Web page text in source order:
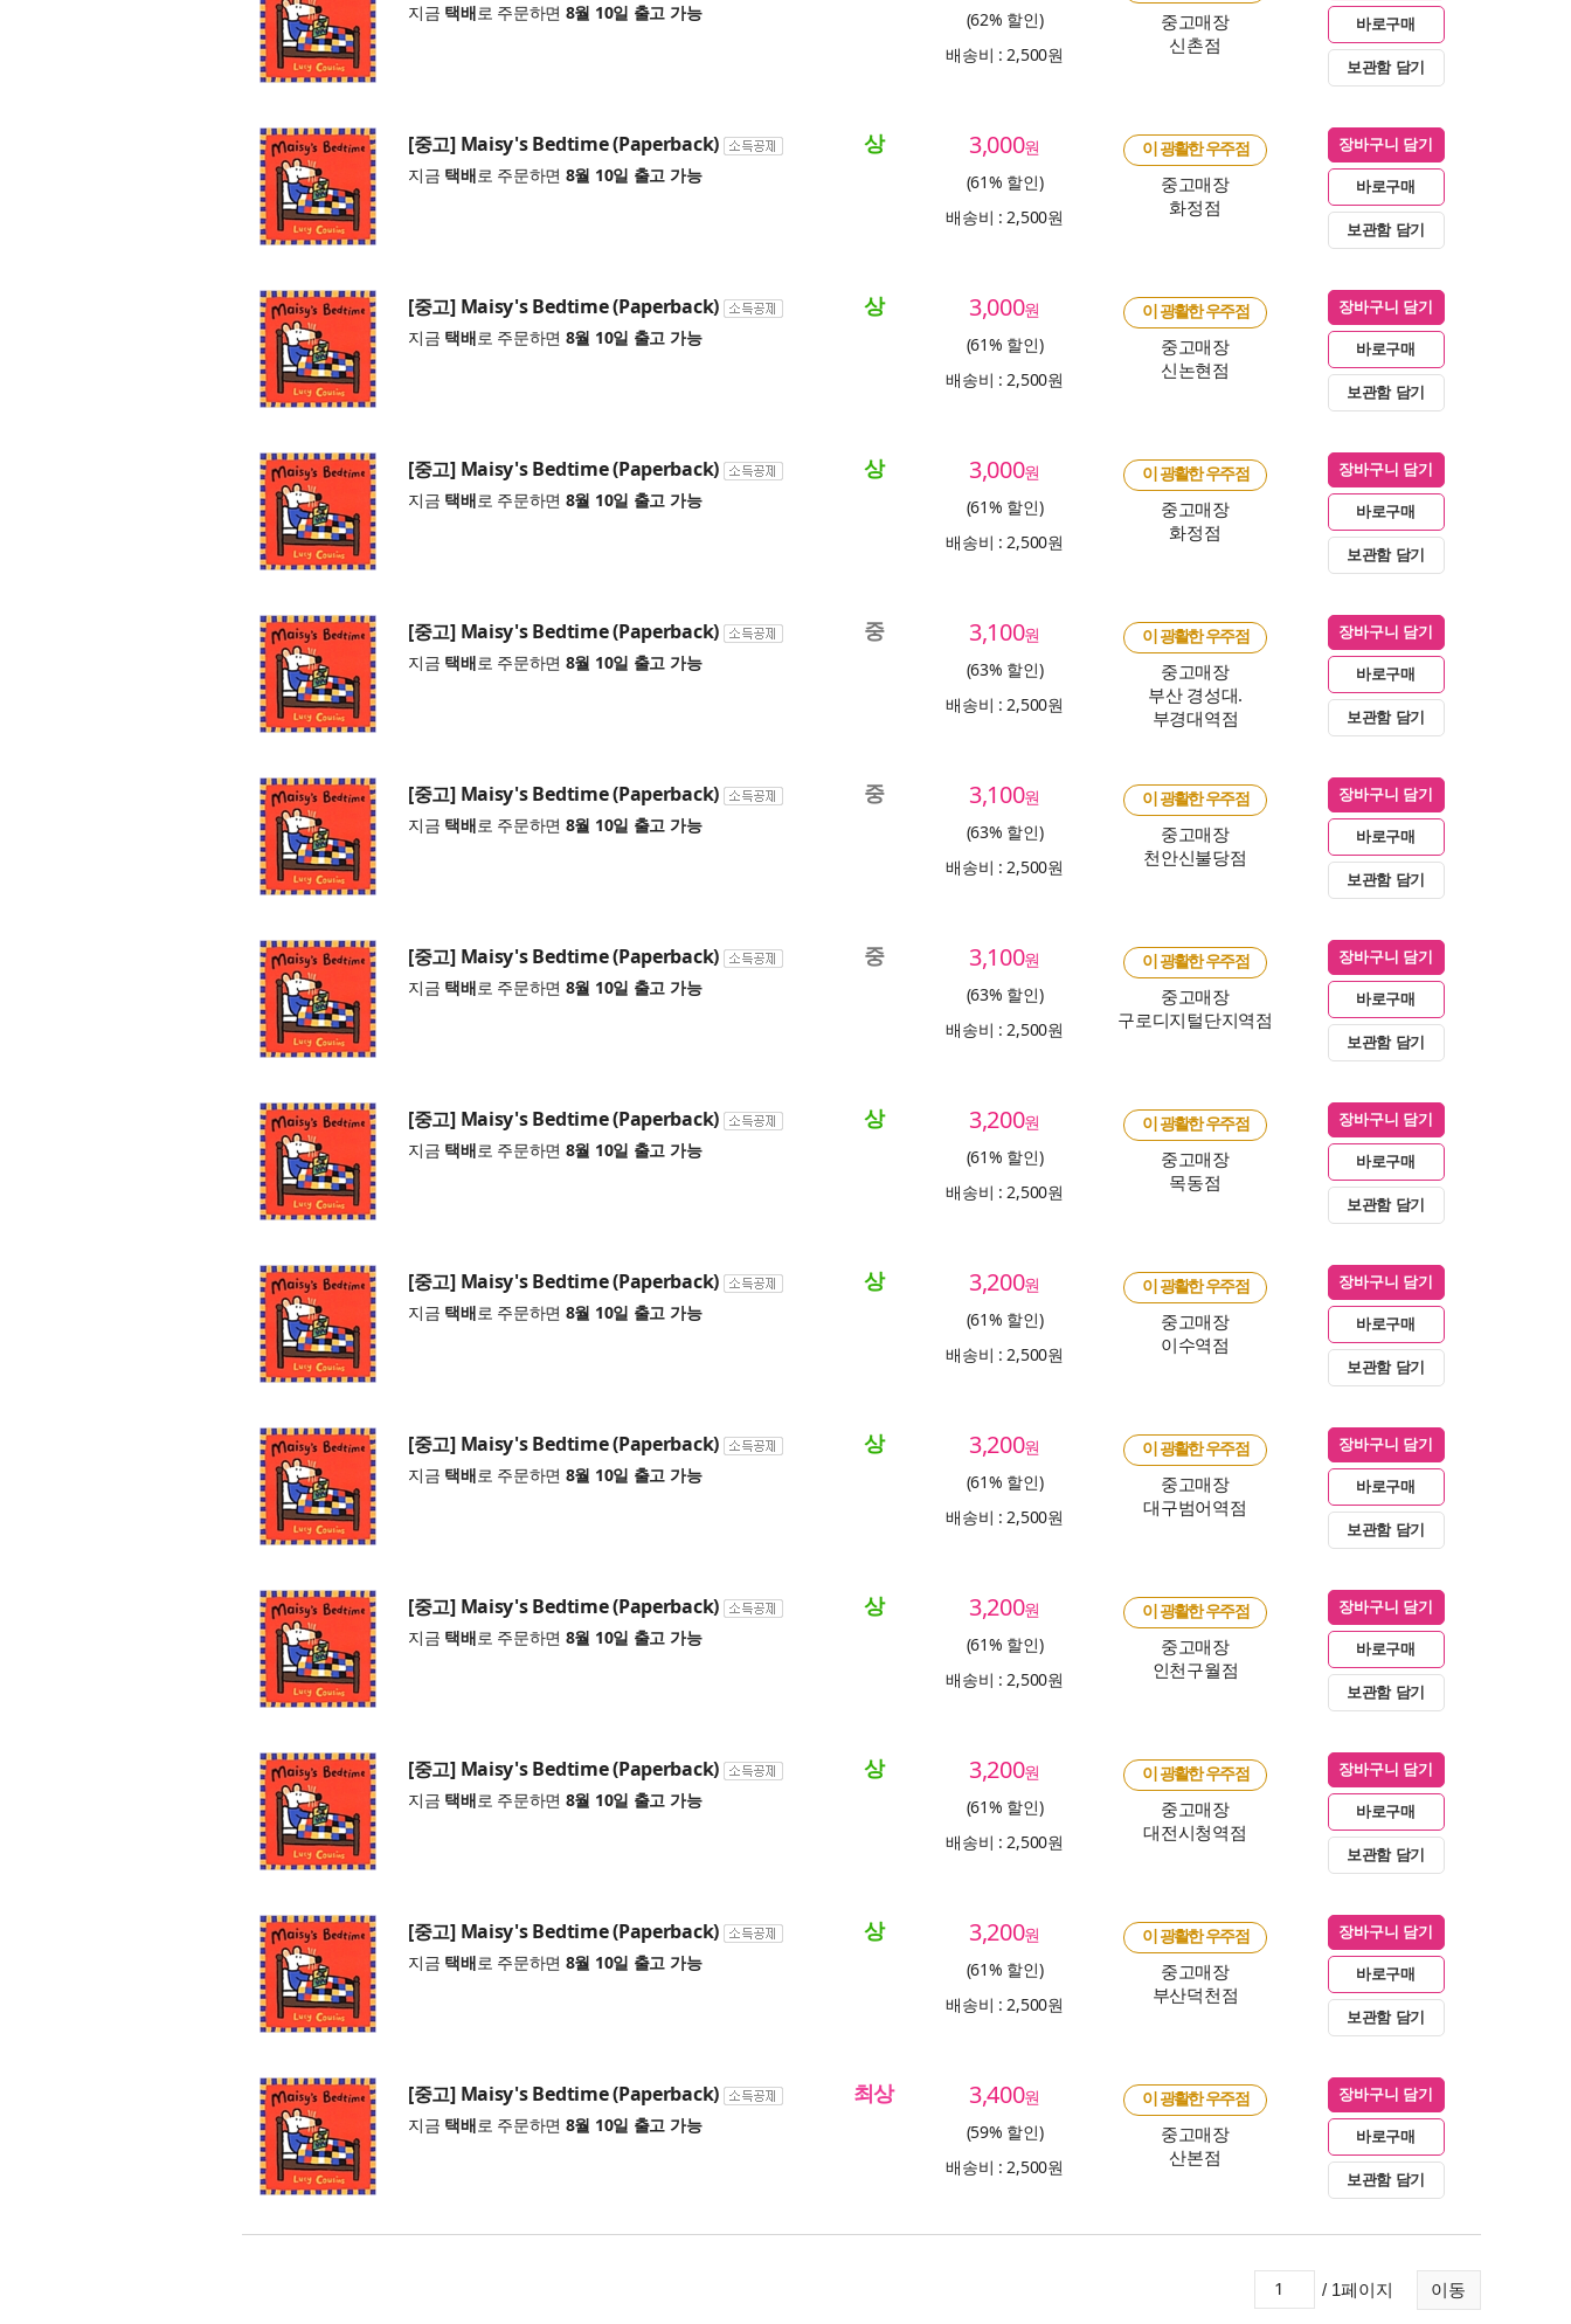
지금 택배로 주문하면 8월 10일 출고 가능
(62% 할인)
배송비 : 2,500원
중고매장
신촌점
바로구매
보관함 담기
[중고] Maisy's Bedtime (Paperback)
지금 택배로 주문하면 8월 10일 출고 가능
상 3,000원
(61% 할인)
배송비 : 2,500원
이 광활한 우주점
중고매장
화정점
장바구니 담기
바로구매
보관함 담기
[중고] Maisy's Bedtime (Paperback)
지금 택배로 주문하면 8월 10일 출고 가능
상 3,000원
(61% 할인)
배송비 : 2,500원
이 광활한 우주점
중고매장
신논현점
장바구니 담기
바로구매
보관함 담기
[중고] Maisy's Bedtime (Paperback)
지금 택배로 주문하면 8월 10일 출고 가능
상 3,000원
(61% 할인)
배송비 : 2,500원
이 광활한 우주점
중고매장
화정점
장바구니 담기
바로구매
보관함 담기
[중고] Maisy's Bedtime (Paperback)
지금 택배로 주문하면 8월 10일 출고 가능
중 3,100원
(63% 할인)
배송비 : 2,500원
이 광활한 우주점
중고매장
부산 경성대.
부경대역점
장바구니 담기
바로구매
보관함 담기
[중고] Maisy's Bedtime (Paperback)
지금 택배로 주문하면 8월 10일 출고 가능
중 3,100원
(63% 할인)
배송비 : 2,500원
이 광활한 우주점
중고매장
천안신불당점
장바구니 담기
바로구매
보관함 담기
[중고] Maisy's Bedtime (Paperback)
지금 택배로 주문하면 8월 10일 출고 가능
중 3,100원
(63% 할인)
배송비 : 2,500원
이 광활한 우주점
중고매장
구로디지털단지역점
장바구니 담기
바로구매
보관함 담기
[중고] Maisy's Bedtime (Paperback)
지금 택배로 주문하면 8월 10일 출고 가능
상 3,200원
(61% 할인)
배송비 : 2,500원
이 광활한 우주점
중고매장
목동점
장바구니 담기
바로구매
보관함 담기
[중고] Maisy's Bedtime (Paperback)
지금 택배로 주문하면 8월 10일 출고 가능
상 3,200원
(61% 할인)
배송비 : 2,500원
이 광활한 우주점
중고매장
이수역점
장바구니 담기
바로구매
보관함 담기
[중고] Maisy's Bedtime (Paperback)
지금 택배로 주문하면 8월 10일 출고 가능
상 3,200원
(61% 할인)
배송비 : 2,500원
이 광활한 우주점
중고매장
대구범어역점
장바구니 담기
바로구매
보관함 담기
[중고] Maisy's Bedtime (Paperback)
지금 택배로 주문하면 8월 10일 출고 가능
상 3,200원
(61% 할인)
배송비 : 2,500원
이 광활한 우주점
중고매장
인천구월점
장바구니 담기
바로구매
보관함 담기
[중고] Maisy's Bedtime (Paperback)
지금 택배로 주문하면 8월 10일 출고 가능
상 3,200원
(61% 할인)
배송비 : 2,500원
이 광활한 우주점
중고매장
대전시청역점
장바구니 담기
바로구매
보관함 담기
[중고] Maisy's Bedtime (Paperback)
지금 택배로 주문하면 8월 10일 출고 가능
상 3,200원
(61% 할인)
배송비 : 2,500원
이 광활한 우주점
중고매장
부산덕천점
장바구니 담기
바로구매
보관함 담기
[중고] Maisy's Bedtime (Paperback)
지금 택배로 주문하면 8월 10일 출고 가능
최상 3,400원
(59% 할인)
배송비 : 2,500원
이 광활한 우주점
중고매장
산본점
장바구니 담기
바로구매
보관함 담기
이동
/ 1페이지